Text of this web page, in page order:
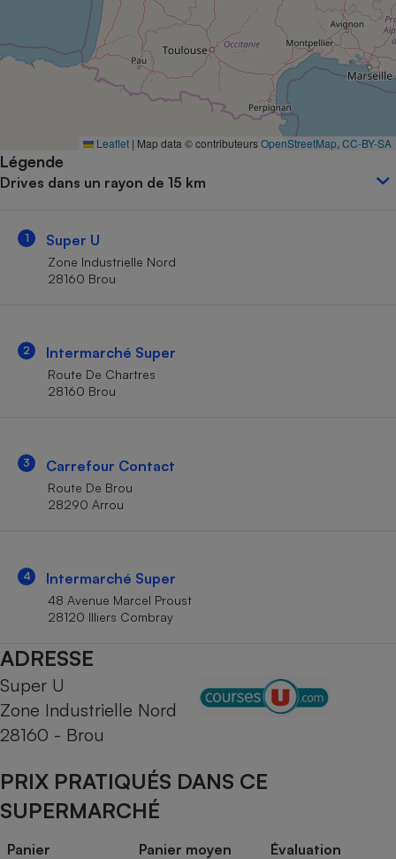
Leaflet | Map data © contributeursOpenStreetMap CC-BY-SA
Légende
Drives dans un rayon de 15 km
1 Super U
Zone Industrielle Nord
28160 Brou
2 Intermarché Super
Route De Chartres
28160 Brou
3 Carrefour Contact
Route De Brou
28290 Arrou
4 Intermarché Super
48 Avenue Marcel Proust
28120 Illiers Combray
ADRESSE
Super U
Zone Industrielle Nord
28160 - Brou
PRIX PRATIQUÉS DANS CE
SUPERMARCHÉ
Panier Panier moyen Évaluation
Complément
alimentaire
Assurance emprunteur
Petit électroménager -
Mutuelle